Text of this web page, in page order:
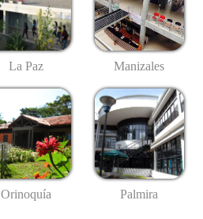
La Paz Manizales
Orinoquía Palmira